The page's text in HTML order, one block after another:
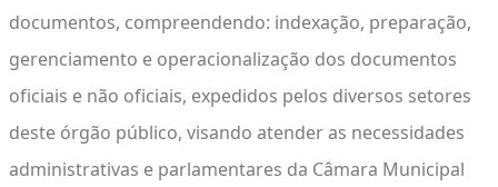
documentos, compreendendo: indexação, preparação,
gerenciamento e operacionalização dos documentos
oficiais e não oficiais, expedidos pelos diversos setores
deste órgão público, visando atender as necessidades
administrativas e parlamentares da Câmara Municipal